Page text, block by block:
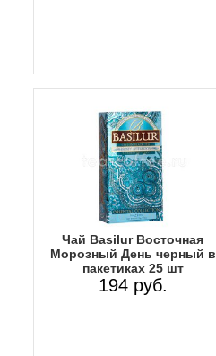
Чай Basilur Восточная
Морозный День черный в
пакетиках 25 шт
194 руб.